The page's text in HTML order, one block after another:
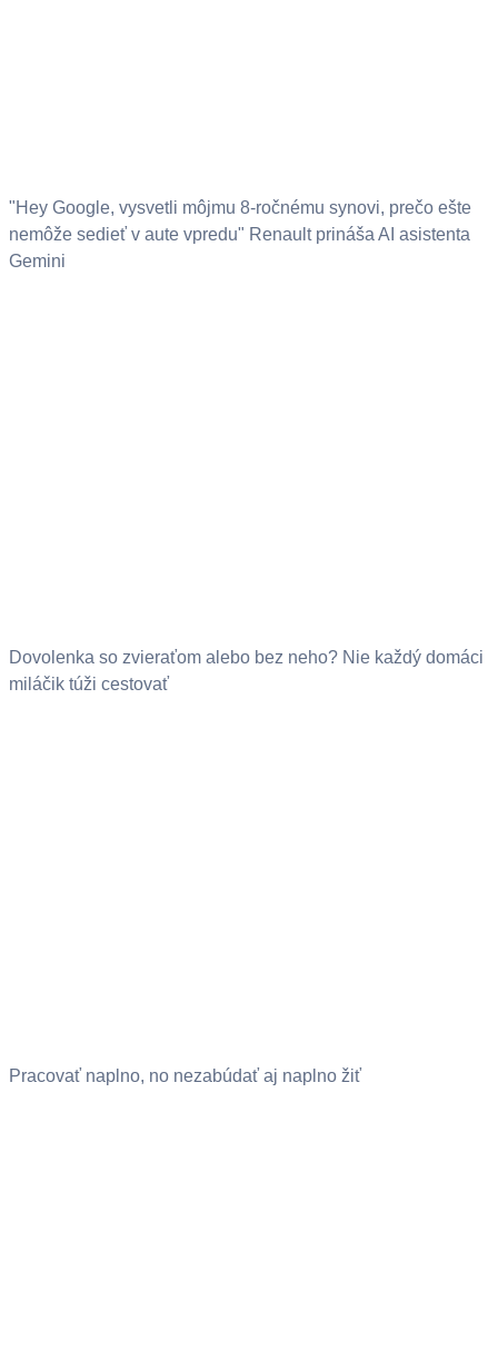
"Hey Google, vysvetli môjmu 8-ročnému synovi, prečo ešte
nemôže sedieť v aute vpredu" Renault prináša AI asistenta
Gemini
Dovolenka so zvieraťom alebo bez neho? Nie každý domáci
miláčik túži cestovať
Pracovať naplno, no nezabúdať aj naplno žiť